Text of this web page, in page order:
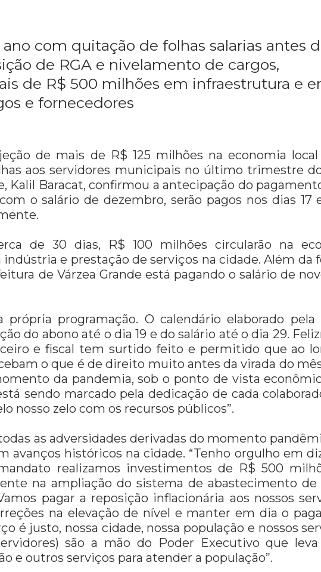
com quitação de folhas salarias antes
de RGA e nivelamento de cargos,
de R$ 500 milhões em infraestrutura e
e fornecedores
de mais de R$ 125 milhões na economia
aos servidores municipais no último trimestre
Kalil Baracat, confirmou a antecipação do
o salário de dezembro, serão pagos nos dias 17
de 30 dias, R$ 100 milhões circularão na
e prestação de serviços na cidade. Além da
de Várzea Grande está pagando o salário de
própria programação. O calendário elaborado
do abono até o dia 19 e do salário até o dia 29.
e fiscal tem surtido feito e permitido que ao
o que é de direito muito antes da virada do
da pandemia, sob o ponto de vista
sendo marcado pela dedicação de cada
nosso zelo com os recursos públicos”.
as adversidades derivadas do momento
avanços históricos na cidade. “Tenho orgulho em
realizamos investimentos de R$ 500
na ampliação do sistema de abastecimento de
pagar a reposição inflacionária aos nossos
na elevação de nível e manter em dia o
é justo, nossa cidade, nossa população e nossos
são a mão do Poder Executivo que leva
e outros serviços para atender a população”.